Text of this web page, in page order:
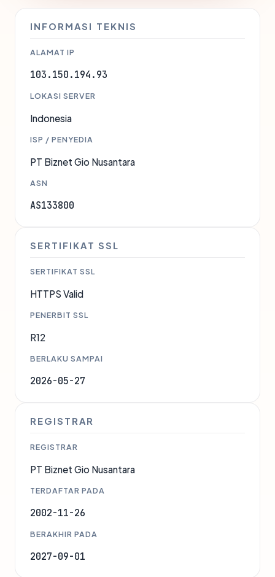
INFORMASI TEKNIS
ALAMAT IP
103.150.194.93
LOKASI SERVER
Indonesia
ISP / PENYEDIA
PT Biznet Gio Nusantara
ASN
AS133800
SERTIFIKAT SSL
SERTIFIKAT SSL
HTTPS Valid
PENERBIT SSL
R12
BERLAKU SAMPAI
2026-05-27
REGISTRAR
REGISTRAR
PT Biznet Gio Nusantara
TERDAFTAR PADA
2002-11-26
BERAKHIR PADA
2027-09-01